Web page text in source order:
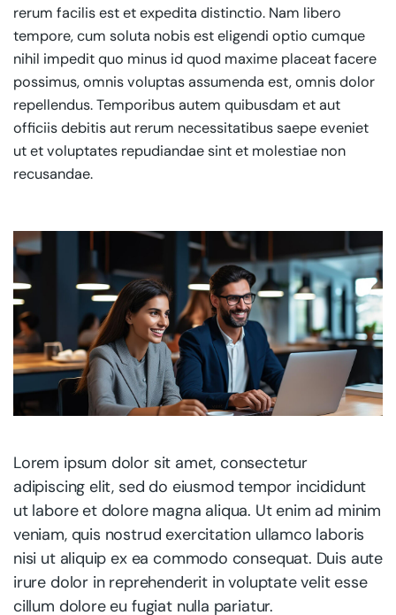
rerum facilis est et expedita distinctio. Nam libero
tempore, cum soluta nobis est eligendi optio cumque
nihil impedit quo minus id quod maxime placeat facere
possimus, omnis voluptas assumenda est, omnis dolor
repellendus. Temporibus autem quibusdam et aut
officiis debitis aut rerum necessitatibus saepe eveniet
ut et voluptates repudiandae sint et molestiae non
recusandae.
Lorem ipsum dolor sit amet, consectetur
adipiscing elit, sed do eiusmod tempor incididunt
ut labore et dolore magna aliqua. Ut enim ad minim
veniam, quis nostrud exercitation ullamco laboris
nisi ut aliquip ex ea commodo consequat. Duis aute
irure dolor in reprehenderit in voluptate velit esse
cillum dolore eu fugiat nulla pariatur.